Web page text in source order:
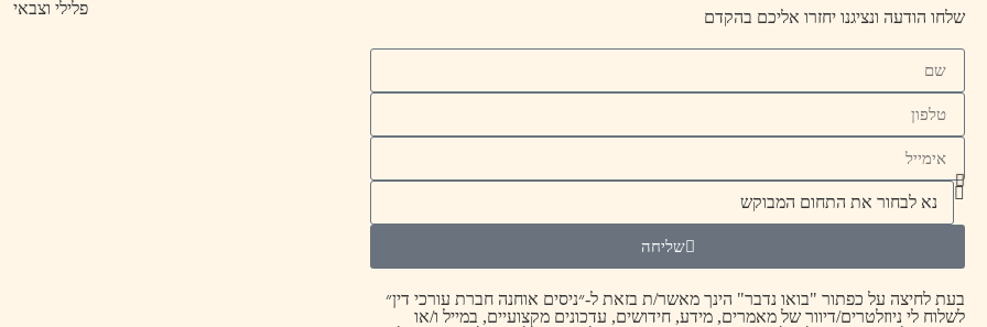
שלחו הודעה ונציגנו יחזרו אליכם בהקדם
שליחה
בעת לחיצה על כפתור "בואו נדבר" הינך מאשר/ת בזאת ל-״ניסים אוחנה חברת עורכי דין״
לשלוח לי ניוזלטרים/דיוור של מאמרים, מידע, חידושים, עדכונים מקצועיים, במייל ו/או